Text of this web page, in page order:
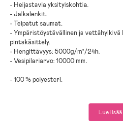
- Heijastavia yksityiskohtia.
- Jalkalenkit.
- Teipatut saumat.
- Ympäristöystävällinen ja vettähylkivä
pintakäsittely.
- Hengittävyys: 5000g/m²/24h.
- Vesipilariarvo: 10000 mm.
- 100 % polyesteri.
Lue lisää